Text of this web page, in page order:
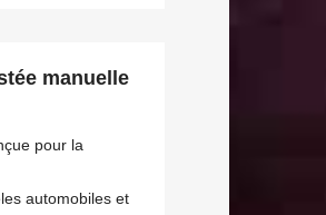
manuelle
pour la
automobiles et